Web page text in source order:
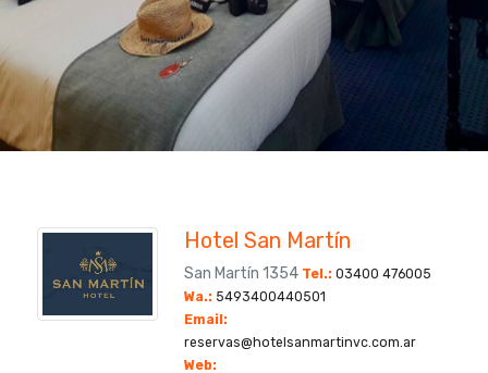
Hotel San Martín
San Martín 1354 Tel.:03400 476005
Wa.:5493400440501
Email:
reservas@hotelsanmartinvc.com.ar
Web: